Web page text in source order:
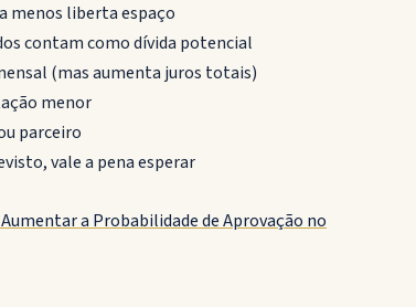
menos liberta espaço
contam como dívida potencial
(mas aumenta juros totais)
menor
parceiro
vale a pena esperar
a Probabilidade de Aprovação no